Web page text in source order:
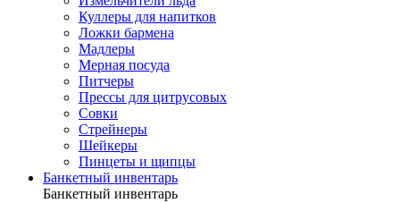
Куллеры для напитков
Ложки бармена
Мадлеры
Мерная посуда
Питчеры
Прессы для цитрусовых
Совки
Стрейнеры
Шейкеры
Пинцеты и щипцы
Банкетный инвентарь
Банкетный инвентарь